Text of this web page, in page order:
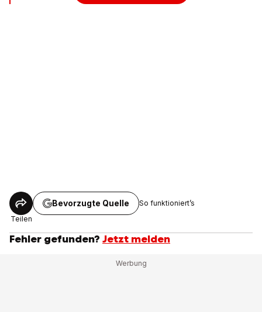
Teilen
Bevorzugte Quelle So funktioniert’s
Fehler gefunden? Jetzt melden